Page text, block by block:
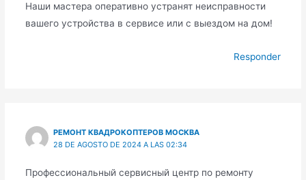
Наши мастера оперативно устранят неисправности
вашего устройства в сервисе или с выездом на дом!
Responder
РЕМОНТ КВАДРОКОПТЕРОВ МОСКВА
28 DE AGOSTO DE 2024 A LAS 02:34
Профессиональный сервисный центр по ремонту